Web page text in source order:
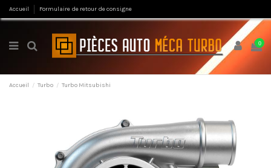
Accueil Formulaire de retour de consigne
0
Accueil Turbo Turbo Mitsubishi